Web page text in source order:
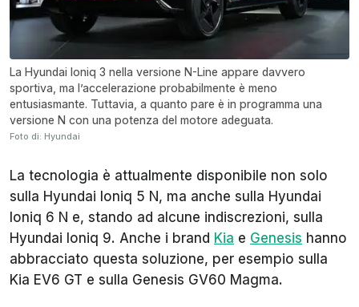
La Hyundai Ioniq 3 nella versione N-Line appare davvero
sportiva, ma l’accelerazione probabilmente è meno
entusiasmante. Tuttavia, a quanto pare è in programma una
versione N con una potenza del motore adeguata.
Foto di: Hyundai
La tecnologia è attualmente disponibile non solo
sulla Hyundai Ioniq 5 N, ma anche sulla Hyundai
Ioniq 6 N e, stando ad alcune indiscrezioni, sulla
Hyundai Ioniq 9. Anche i brand Kia e Genesis hanno
abbracciato questa soluzione, per esempio sulla
Kia EV6 GT e sulla Genesis GV60 Magma.